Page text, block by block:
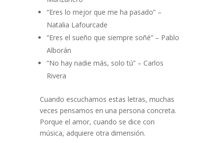
“Eres lo mejor que me ha pasado” –
Natalia Lafourcade
“Eres el sueño que siempre soñé” – Pablo
Alborán
“No hay nadie más, solo tú” – Carlos
Rivera
Cuando escuchamos estas letras, muchas
veces pensamos en una persona concreta.
Porque el amor, cuando se dice con
música, adquiere otra dimensión.